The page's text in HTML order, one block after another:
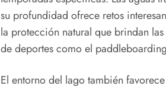
su profundidad ofrece retos
la protección natural que brindan
de deportes como el
El entorno del lago también